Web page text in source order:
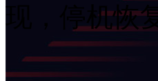
现，停机